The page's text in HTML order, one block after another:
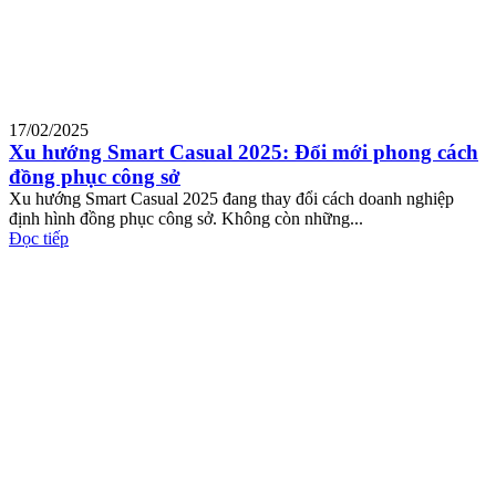
17/02/2025
Xu hướng Smart Casual 2025: Đổi mới phong cách
đồng phục công sở
Xu hướng Smart Casual 2025 đang thay đổi cách doanh nghiệp
định hình đồng phục công sở. Không còn những...
Đọc tiếp